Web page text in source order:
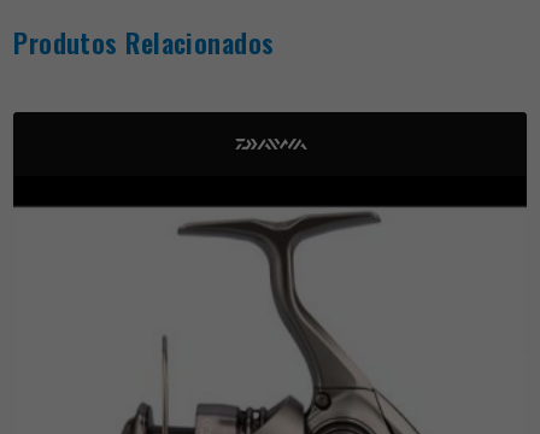
Produtos Relacionados